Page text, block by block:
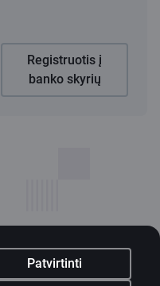
Patvirtinti
Registruotis į
banko skyrių